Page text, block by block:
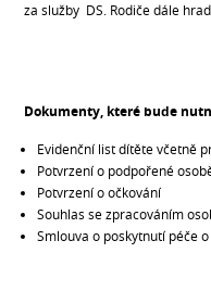
za služby DS. Rodiče dále
Dokumenty, které bude
Evidenční list dítěte včetně
Potvrzení o podpořené
Potvrzení o očkování
Souhlas se zpracováním
Smlouva o poskytnutí péče